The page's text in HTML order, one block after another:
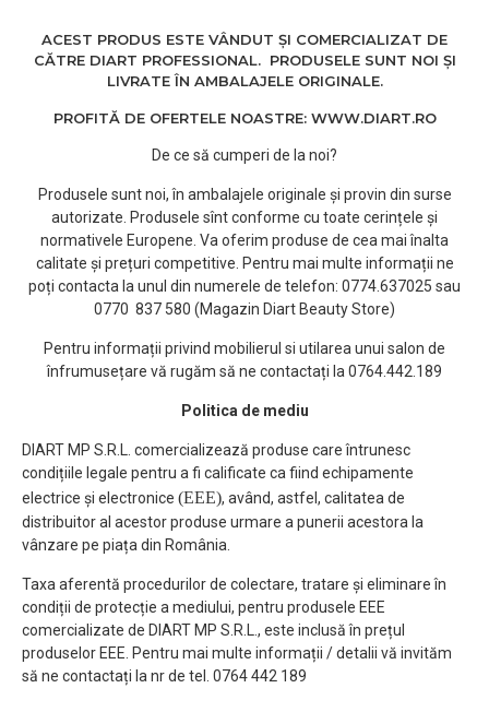
ACEST PRODUS ESTE VÂNDUT ȘI COMERCIALIZAT DE
CĂTRE DIART PROFESSIONAL. PRODUSELE SUNT NOI ȘI
LIVRATE ÎN AMBALAJELE ORIGINALE.
PROFITĂ DE OFERTELE NOASTRE: WWW.DIART.RO
De ce să cumperi de la noi?
Produsele sunt noi, în ambalajele originale și provin din surse
autorizate. Produsele sînt conforme cu toate cerințele și
normativele Europene. Va oferim produse de cea mai înalta
calitate și prețuri competitive. Pentru mai multe informații ne
poți contacta la unul din numerele de telefon: 0774.637025 sau
0770 837 580 (Magazin Diart Beauty Store)
Pentru informații privind mobilierul si utilarea unui salon de
înfrumusețare vă rugăm să ne contactați la 0764.442.189
Politica de mediu
DIART MP S.R.L. comercializează produse care întrunesc
condițiile legale pentru a fi calificate ca fiind echipamente
electrice și electronice (EEE), având, astfel, calitatea de
distribuitor al acestor produse urmare a punerii acestora la
vânzare pe piața din România.
Taxa aferentă procedurilor de colectare, tratare și eliminare în
condiții de protecție a mediului, pentru produsele EEE
comercializate de DIART MP S.R.L., este inclusă în prețul
produselor EEE. Pentru mai multe informații / detalii vă invităm
să ne contactați la nr de tel. 0764 442 189